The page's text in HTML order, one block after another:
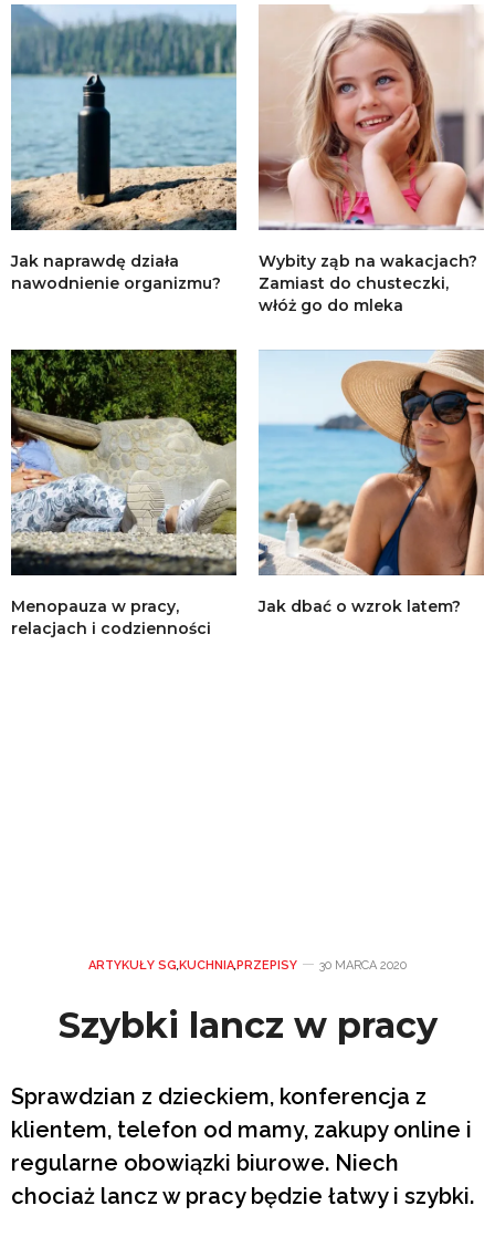
Jak naprawdę działa
nawodnienie organizmu?
Wybity ząb na wakacjach?
Zamiast do chusteczki,
włóż go do mleka
Menopauza w pracy,
relacjach i codzienności
Jak dbać o wzrok latem?
ARTYKUŁY SG,KUCHNIA,PRZEPISY 30 MARCA 2020
Szybki lancz w pracy
Sprawdzian z dzieckiem, konferencja z
klientem, telefon od mamy, zakupy online i
regularne obowiązki biurowe. Niech
chociaż lancz w pracy będzie łatwy i szybki.